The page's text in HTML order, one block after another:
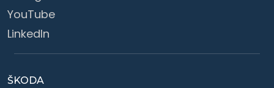
YouTube
LinkedIn
ŠKODA